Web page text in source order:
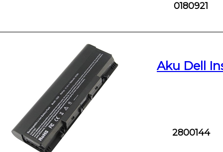
0180921
Aku Dell
2800144